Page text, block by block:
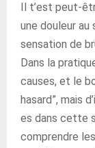
Il t’est peut-
une douleur au
sensation de
Dans la
causes, et le
hasard”, mais
es dans cette
comprendre